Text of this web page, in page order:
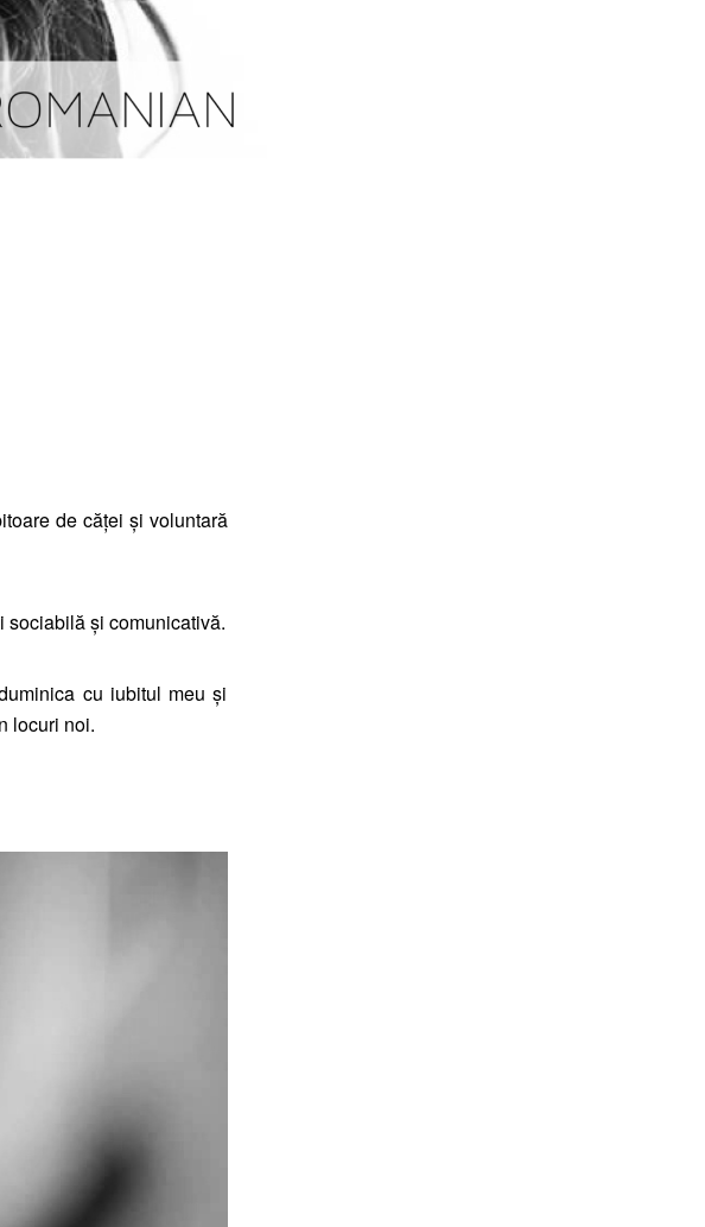
de căţei şi voluntară
sociabilă şi comunicativă.
cu iubitul meu şi
locuri noi.